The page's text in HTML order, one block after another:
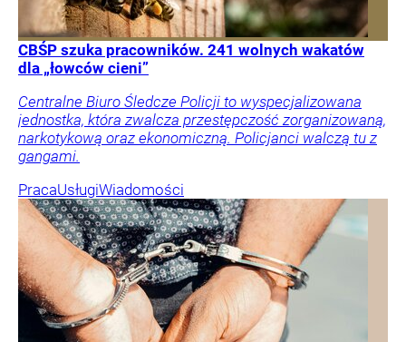
CBŚP szuka pracowników. 241 wolnych wakatów
dla „łowców cieni”
Centralne Biuro Śledcze Policji to wyspecjalizowana
jednostka, która zwalcza przestępczość zorganizowaną,
narkotykową oraz ekonomiczną. Policjanci walczą tu z
gangami.
PracaUsługiWiadomości